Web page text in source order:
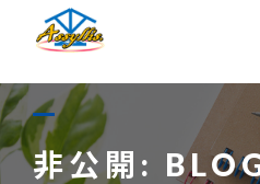
非公開:
VR-
アッシー